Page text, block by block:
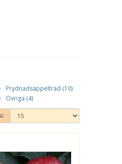
Prydnadsäppelträd (10)
Övriga (4)